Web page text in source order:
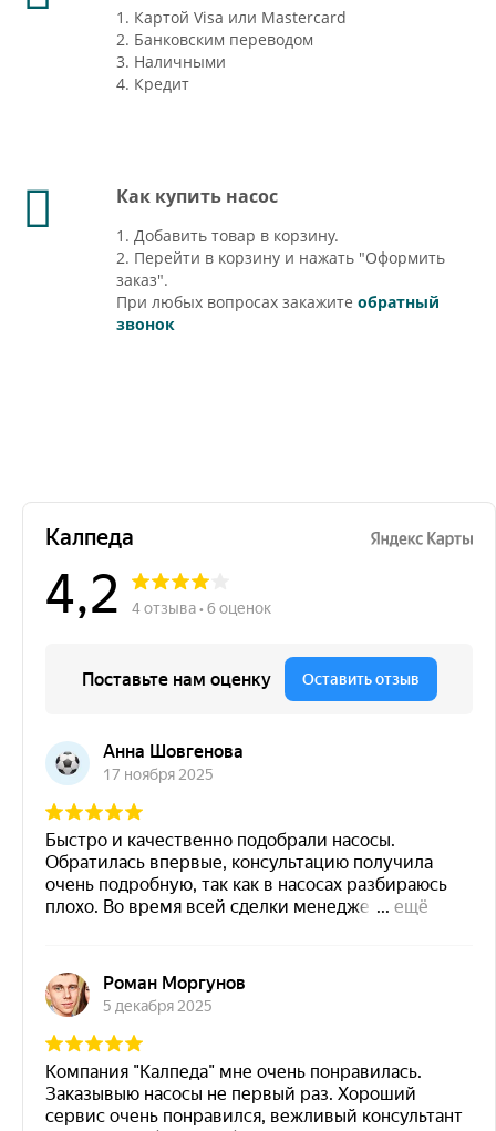
1. Картой Visa или Mastercard
2. Банковским переводом
3. Наличными
4. Кредит
Как купить насос
1. Добавить товар в корзину.
2. Перейти в корзину и нажать "Оформить
заказ".
При любых вопросах закажите обратный
звонок